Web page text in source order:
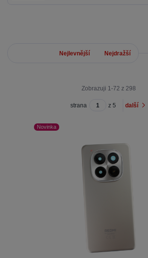
Nejlevnější Nejdražší
Zobrazuji 1-72 z 298
strana z 5 další
Novinka